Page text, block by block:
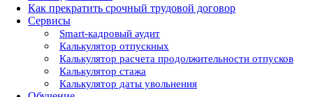
Как прекратить срочный трудовой договор
Сервисы
Smart-кадровый аудит
Калькулятор отпускных
Калькулятор расчета продолжительности отпусков
Калькулятор стажа
Калькулятор даты увольнения